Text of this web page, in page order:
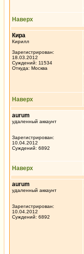
Наверх
Кира
Кирилл
Зарегистрирован:
18.03.2012
Суждений: 11534
Откуда: Москва
Наверх
aurum
удаленный аккаунт
Зарегистрирован:
10.04.2012
Суждений: 6892
Наверх
aurum
удаленный аккаунт
Зарегистрирован:
10.04.2012
Суждений: 6892